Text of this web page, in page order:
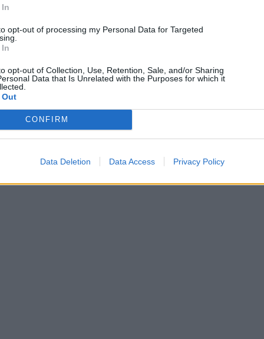
opt-out of processing my Personal Data for Targeted
opt-out of Collection, Use, Retention, Sale, and/or Sharing
Data that Is Unrelated with the Purposes for which it
CONFIRM
Data Deletion Data Access Privacy Policy